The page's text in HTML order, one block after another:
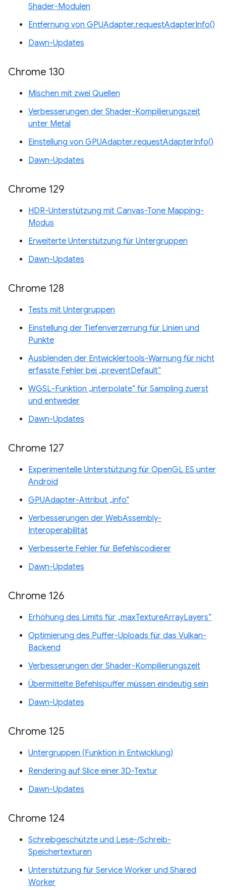
Shader-Modulen
Entfernung von GPUAdapter.requestAdapterInfo()
Dawn-Updates
Chrome 130
Mischen mit zwei Quellen
Verbesserungen der Shader-Kompilierungszeit
unter Metal
Einstellung von GPUAdapter.requestAdapterInfo()
Dawn-Updates
Chrome 129
HDR-Unterstützung mit Canvas-Tone Mapping-
Modus
Erweiterte Unterstützung für Untergruppen
Dawn-Updates
Chrome 128
Tests mit Untergruppen
Einstellung der Tiefenverzerrung für Linien und
Punkte
Ausblenden der Entwicklertools-Warnung für nicht
erfasste Fehler bei „preventDefault“
WGSL-Funktion „interpolate“ für Sampling zuerst
und entweder
Dawn-Updates
Chrome 127
Experimentelle Unterstützung für OpenGL ES unter
Android
GPUAdapter-Attribut „info“
Verbesserungen der WebAssembly-
Interoperabilität
Verbesserte Fehler für Befehlscodierer
Dawn-Updates
Chrome 126
Erhöhung des Limits für „maxTextureArrayLayers“
Optimierung des Puffer-Uploads für das Vulkan-
Backend
Verbesserungen der Shader-Kompilierungszeit
Übermittelte Befehlspuffer müssen eindeutig sein
Dawn-Updates
Chrome 125
Untergruppen (Funktion in Entwicklung)
Rendering auf Slice einer 3D-Textur
Dawn-Updates
Chrome 124
Schreibgeschützte und Lese-/Schreib-
Speichertexturen
Unterstützung für Service Worker und Shared
Worker